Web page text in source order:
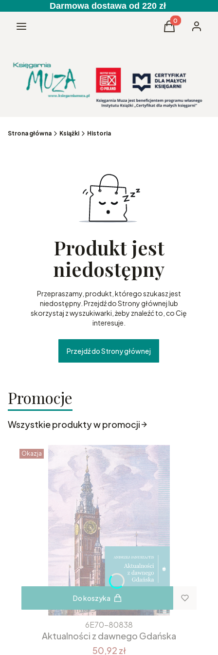
Darmowa dostawa od 220 zł
Menu Produkty w
Koszyk
Strona główna Książki Historia
Produkt jest
niedostępny
Przepraszamy, produkt, którego szukasz jest
niedostępny. Przejdź do Strony głównej lub
skorzystaj z wyszukiwarki, żeby znaleźć to, co Cię
interesuje.
Przejdź do Strony głównej
Promocje
Wszystkie produkty w promocji
Okazja
Do koszyka
6E70-80838
Aktualności z dawnego Gdańska
50,92 zł